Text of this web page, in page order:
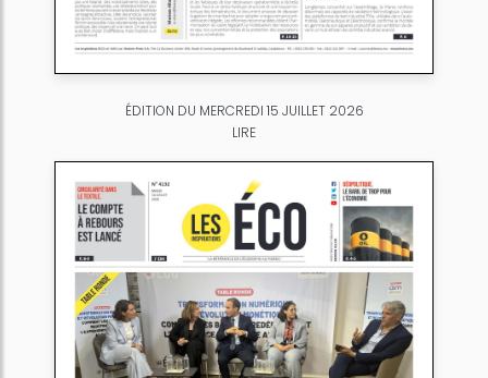
ÉDITION DU MERCREDI 15 JUILLET 2026
LIRE